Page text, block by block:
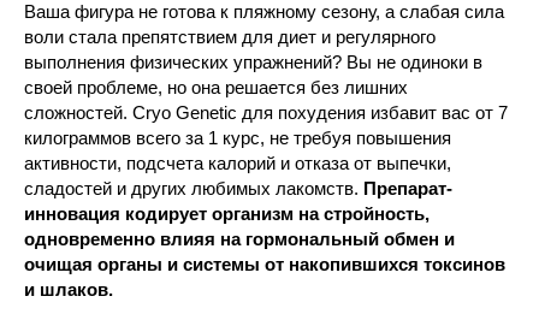
Ваша фигура не готова к пляжному сезону, а слабая сила
воли стала препятствием для диет и регулярного
выполнения физических упражнений? Вы не одиноки в
своей проблеме, но она решается без лишних
сложностей. Cryo Genetic для похудения избавит вас от 7
килограммов всего за 1 курс, не требуя повышения
активности, подсчета калорий и отказа от выпечки,
сладостей и других любимых лакомств. Препарат-
инновация кодирует организм на стройность,
одновременно влияя на гормональный обмен и
очищая органы и системы от накопившихся токсинов
и шлаков.